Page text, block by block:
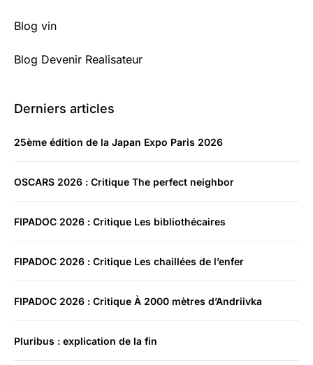
Blog vin
Blog Devenir Realisateur
Derniers articles
25ème édition de la Japan Expo Paris 2026
OSCARS 2026 : Critique The perfect neighbor
FIPADOC 2026 : Critique Les bibliothécaires
FIPADOC 2026 : Critique Les chaillées de l’enfer
FIPADOC 2026 : Critique À 2000 mètres d’Andriivka
Pluribus : explication de la fin